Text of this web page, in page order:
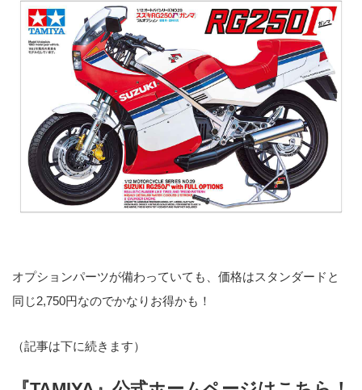
オプションパーツが備わっていても、価格はスタンダードと
同じ2,750円なのでかなりお得かも！
（記事は下に続きます）